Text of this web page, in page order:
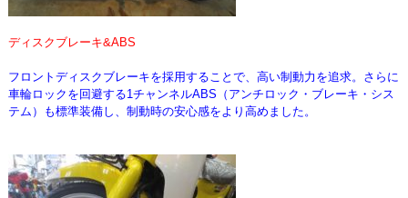
ディスクブレーキ&ABS
フロントディスクブレーキを採用することで、高い制動力を追求。さらに
車輪ロックを回避する1チャンネルABS （アンチロック・ブレーキ・シス
テム）も標準装備し、制動時の安心感をより高めました。